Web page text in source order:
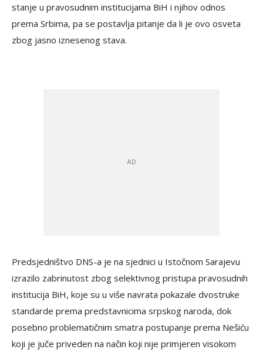
stanje u pravosudnim institucijama BiH i njihov odnos
prema Srbima, pa se postavlja pitanje da li je ovo osveta
zbog jasno iznesenog stava.
Predsjedništvo DNS-a je na sjednici u Istočnom Sarajevu
izrazilo zabrinutost zbog selektivnog pristupa pravosudnih
institucija BiH, koje su u više navrata pokazale dvostruke
standarde prema predstavnicima srpskog naroda, dok
posebno problematičnim smatra postupanje prema Nešiću
koji je juče priveden na način koji nije primjeren visokom